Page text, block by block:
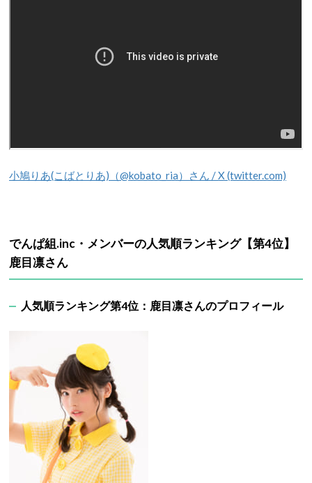
小鳩りあ(こばとりあ)（@kobato_ria）さん / X (twitter.com)
でんぱ組.inc・メンバーの人気順ランキング【第4位】
鹿目凛さん
人気順ランキング第4位：鹿目凛さんのプロフィール